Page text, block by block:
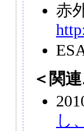
赤
＜関
し